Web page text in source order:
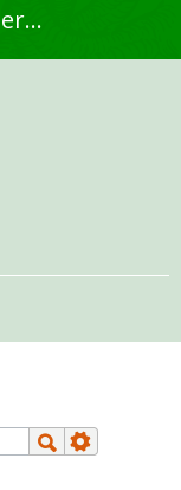
Nähkromanten - Die alternative Näh- und DIY-Community